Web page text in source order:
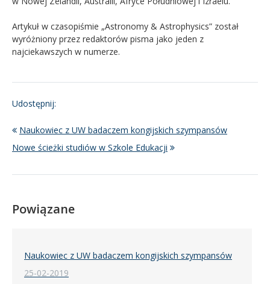
Artykuł w czasopiśmie „Astronomy & Astrophysics” został
wyróżniony przez redaktorów pisma jako jeden z
najciekawszych w numerze.
Udostępnij:
Naukowiec z UW badaczem kongijskich szympansów
Nowe ścieżki studiów w Szkole Edukacji
Powiązane
Naukowiec z UW badaczem kongijskich szympansów
25-02-2019